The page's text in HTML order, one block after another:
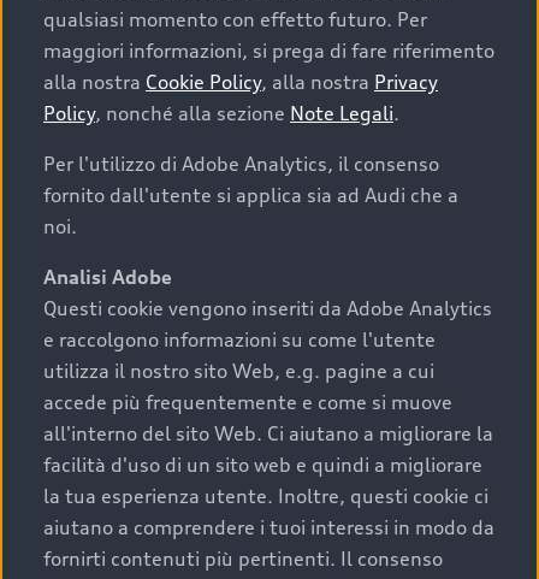
Cosa sapere prima di
acquistare la tua prossima
auto
I requisiti fondamentali da considerare prima di
acquistare un’auto usata, oltre al prezzo e all'aspetto,
chilometraggio: un valore contenuto corrisponde a
uno stato migliore del veicolo e a una maggiore
durata nel tempo;
cronologia dei tagliandi: una documentazione
completa della vettura certifica una manutenzione
costante e accurata;
condizioni della carrozzeria e degli interni: una
buona conservazione evidenzia cura e attenzione del
qualsiasi momento con effetto futuro. Per
maggiori informazioni, si prega di fare riferimento
alla nostra Cookie Policy, alla nostra Privacy
Policy, nonché alla sezione Note Legali.
Per l'utilizzo di Adobe Analytics, il consenso
fornito dall'utente si applica sia ad Audi che a
noi.
Analisi Adobe
Questi cookie vengono inseriti da Adobe Analytics
e raccolgono informazioni su come l'utente
utilizza il nostro sito Web, e.g. pagine a cui
accede più frequentemente e come si muove
all'interno del sito Web. Ci aiutano a migliorare la
facilità d'uso di un sito web e quindi a migliorare
la tua esperienza utente. Inoltre, questi cookie ci
aiutano a comprendere i tuoi interessi in modo da
fornirti contenuti più pertinenti. Il consenso